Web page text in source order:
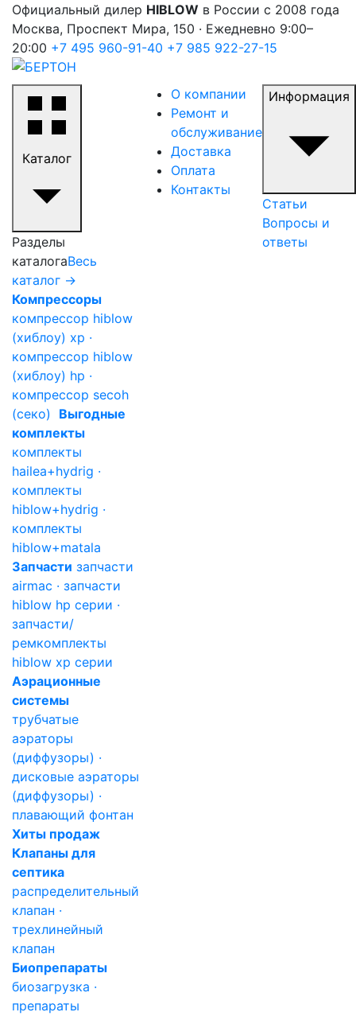
Официальный дилер HIBLOW в России с 2008 года
Москва, Проспект Мира, 150 · Ежедневно 9:00–
20:00 +7 495 960-91-40 +7 985 922-27-15
Каталог
Разделы
каталогаВесь
каталог →
Компрессоры
компрессор hiblow
(хиблоу) xp ·
компрессор hiblow
(хиблоу) hp ·
компрессор secoh
(секо)
Выгодные
комплекты
комплекты
hailea+hydrig ·
комплекты
hiblow+hydrig ·
комплекты
hiblow+matala
Запчасти запчасти
airmac · запчасти
hiblow hp серии ·
запчасти/
ремкомплекты
hiblow xp серии
Аэрационные
системы
трубчатые
аэраторы
(диффузоры) ·
дисковые аэраторы
(диффузоры) ·
плавающий фонтан
Хиты продаж
Клапаны для
септика
распределительный
клапан ·
трехлинейный
клапан
Биопрепараты
биозагрузка ·
препараты
О компании
Ремонт и
обслуживание
Доставка
Оплата
Контакты
Информация
Статьи
Вопросы и
ответы